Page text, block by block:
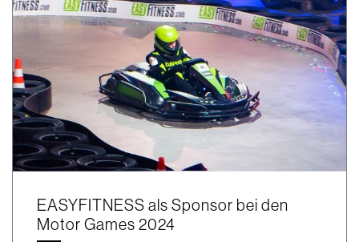
EASYFITNESS als Sponsor bei den
Motor Games 2024